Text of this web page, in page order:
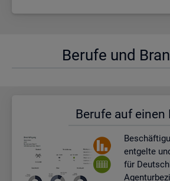
Be­ru­fe und
Be­ru­fe auf einen
ent­gel­te
für